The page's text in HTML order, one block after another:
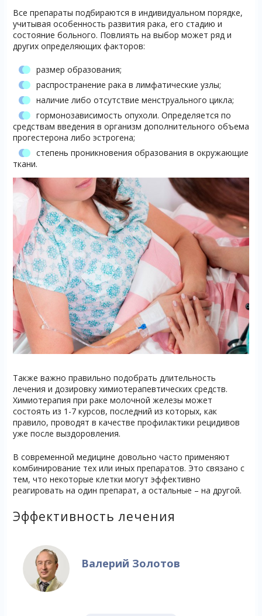
Все препараты подбираются в индивидуальном порядке,
учитывая особенность развития рака, его стадию и
состояние больного. Повлиять на выбор может ряд и
других определяющих факторов:
размер образования;
распространение рака в лимфатические узлы;
наличие либо отсутствие менструального цикла;
гормонозависимость опухоли. Определяется по
средствам введения в организм дополнительного объема
прогестерона либо эстрогена;
степень проникновения образования в окружающие
ткани.
Также важно правильно подобрать длительность
лечения и дозировку химиотерапевтических средств.
Химиотерапия при раке молочной железы может
состоять из 1-7 курсов, последний из которых, как
правило, проводят в качестве профилактики рецидивов
уже после выздоровления.
В современной медицине довольно часто применяют
комбинирование тех или иных препаратов. Это связано с
тем, что некоторые клетки могут эффективно
реагировать на один препарат, а остальные – на другой.
Эффективность лечения
Валерий Золотов